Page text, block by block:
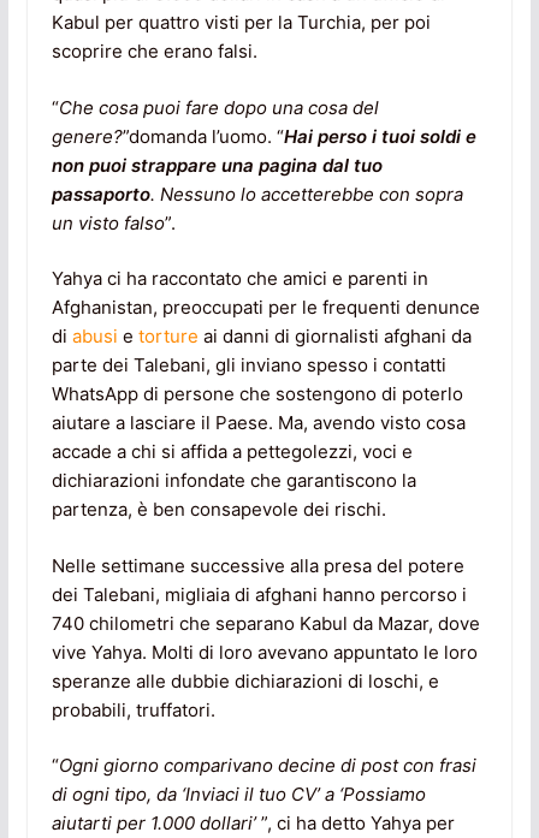
Kabul per quattro visti per la Turchia, per poi
scoprire che erano falsi.
“Che cosa puoi fare dopo una cosa del
genere?”domanda l’uomo. “Hai perso i tuoi soldi e
non puoi strappare una pagina dal tuo
passaporto. Nessuno lo accetterebbe con sopra
un visto falso”.
Yahya ci ha raccontato che amici e parenti in
Afghanistan, preoccupati per le frequenti denunce
di abusi e torture ai danni di giornalisti afghani da
parte dei Talebani, gli inviano spesso i contatti
WhatsApp di persone che sostengono di poterlo
aiutare a lasciare il Paese. Ma, avendo visto cosa
accade a chi si affida a pettegolezzi, voci e
dichiarazioni infondate che garantiscono la
partenza, è ben consapevole dei rischi.
Nelle settimane successive alla presa del potere
dei Talebani, migliaia di afghani hanno percorso i
740 chilometri che separano Kabul da Mazar, dove
vive Yahya. Molti di loro avevano appuntato le loro
speranze alle dubbie dichiarazioni di loschi, e
probabili, truffatori.
“Ogni giorno comparivano decine di post con frasi
di ogni tipo, da ‘Inviaci il tuo CV’ a ‘Possiamo
aiutarti per 1.000 dollari’”, ci ha detto Yahya per